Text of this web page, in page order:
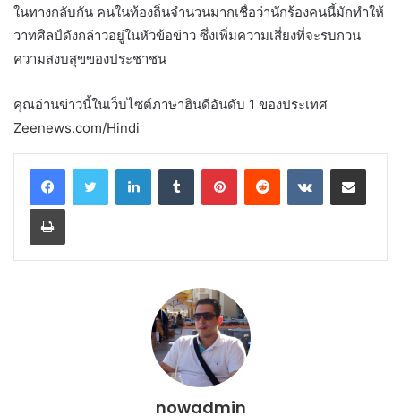
ในทางกลับกัน คนในท้องถิ่นจำนวนมากเชื่อว่านักร้องคนนี้มักทำให้
วาทศิลป์ดังกล่าวอยู่ในหัวข้อข่าว ซึ่งเพิ่มความเสี่ยงที่จะรบกวน
ความสงบสุขของประชาชน
คุณอ่านข่าวนี้ในเว็บไซต์ภาษาฮินดีอันดับ 1 ของประเทศ
Zeenews.com/Hindi
LinkedInTumblr PinterestReddit VKontakteShare via Email
Print
nowadmin